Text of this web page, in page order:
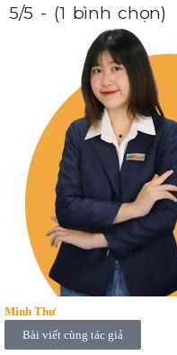
5/5 - (1 bình chọn)
Minh Thư
Bài viết cùng tác giả